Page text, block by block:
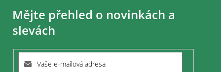
Mějte přehled o novinkách a
slevách